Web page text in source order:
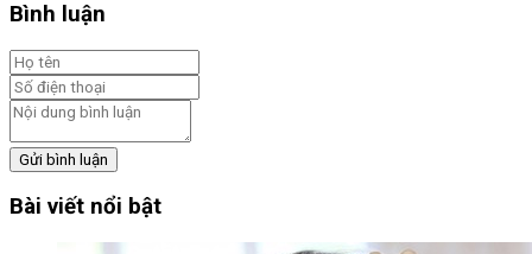
Bình luận
Gửi bình luận
Bài viết nổi bật